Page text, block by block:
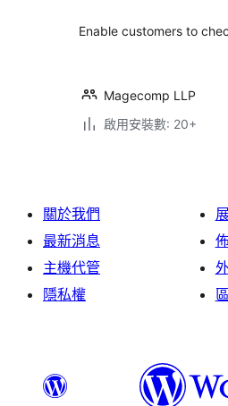
Enable customers to
Magecomp LLP
啟用安裝數: 20+
關於我們
最新消息
主機代管
隱私權